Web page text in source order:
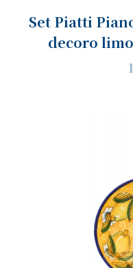
Set Piatti
decoro